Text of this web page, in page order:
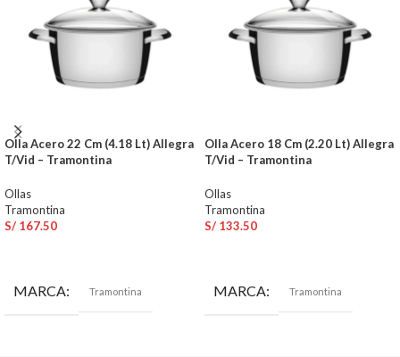
Olla Acero 22 Cm (4.18 Lt) Allegra
T/Vid – Tramontina
Ollas
Tramontina
S/ 167.50
MARCA Tramontina
Olla Acero 18 Cm (2.20 Lt) Allegra
T/Vid – Tramontina
Ollas
Tramontina
S/ 133.50
MARCA Tramontina